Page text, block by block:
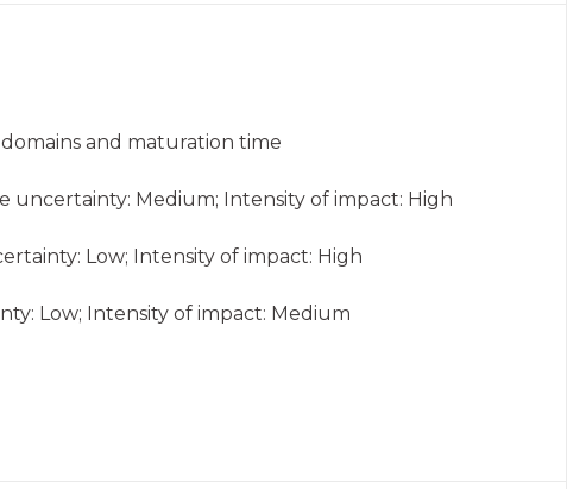
and maturation time
Medium; Intensity of impact: High
Low; Intensity of impact: High
Low; Intensity of impact: Medium